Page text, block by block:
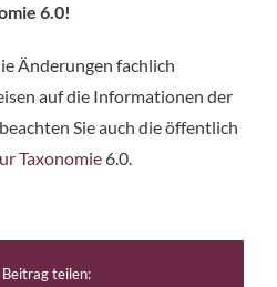
6.0!
Änderungen fachlich
auf die Informationen der
Sie auch die öffentlich
Taxonomie 6.0.
teilen: